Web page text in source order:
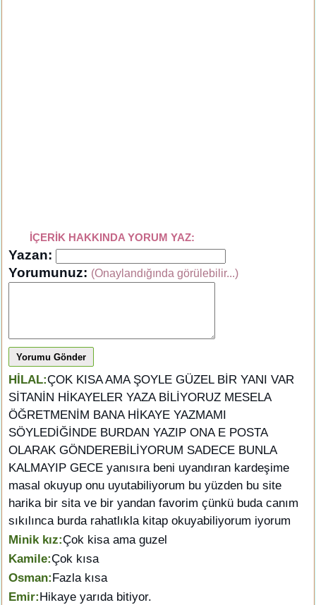
İÇERİK HAKKINDA YORUM YAZ:
Yazan:
Yorumunuz: (Onaylandığında görülebilir...)
Yorumu Gönder
HİLAL:ÇOK KISA AMA ŞOYLE GÜZEL BİR YANI VAR
SİTANİN HİKAYELER YAZA BİLİYORUZ MESELA
ÖĞRETMENİM BANA HİKAYE YAZMAMI
SÖYLEDİĞİNDE BURDAN YAZIP ONA E POSTA
OLARAK GÖNDEREBİLİYORUM SADECE BUNLA
KALMAYIP GECE yanısıra beni uyandıran kardeşime
masal okuyup onu uyutabiliyorum bu yüzden bu site
harika bir sita ve bir yandan favorim çünkü buda canım
sıkılınca burda rahatlıkla kitap okuyabiliyorum iyorum
Minik kız:Çok kisa ama guzel
Kamile:Çok kısa
Osman:Fazla kısa
Emir:Hikaye yarıda bitiyor.